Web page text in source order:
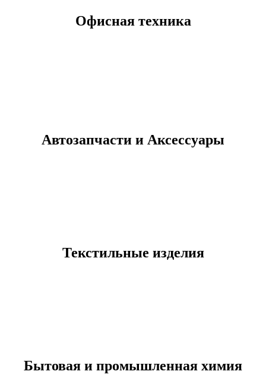
Офисная техника
Автозапчасти и Аксессуары
Текстильные изделия
Бытовая и промышленная химия